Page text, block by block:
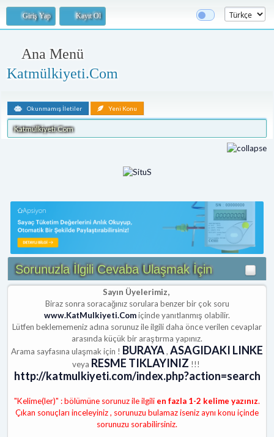
Giriş Yap Kayıt Ol
Ana Menü
Katmülkiyeti.Com
Okunmamış İletiler Yeni Konu
Katmülkiyeti.Com
Sorunuzla İlgili Cevaba Ulaşmak İçin
Sayın Üyelerimiz,
Biraz sonra soracağınız sorulara benzer bir çok soru
www.KatMulkiyeti.Comiçinde yanıtlanmış olabilir.
Lütfen beklememeniz adına sorunuz ile ilgili daha önce verilen cevaplar
arasında küçük bir araştırma yapınız.
Arama sayfasına ulaşmak için ! BURAYA, ASAGIDAKI LINKE
veya RESME TIKLAYINIZ !!!
http://katmulkiyeti.com/index.php?action=search
"Kelime(ler)" : bölümüne sorunuz ile ilgili en fazla 1-2 kelime yazınız.
Çıkan sonuçları inceleyiniz , sorunuzu bulamaz iseniz aynı konu içinde
sorunuzu sorabilirsiniz.